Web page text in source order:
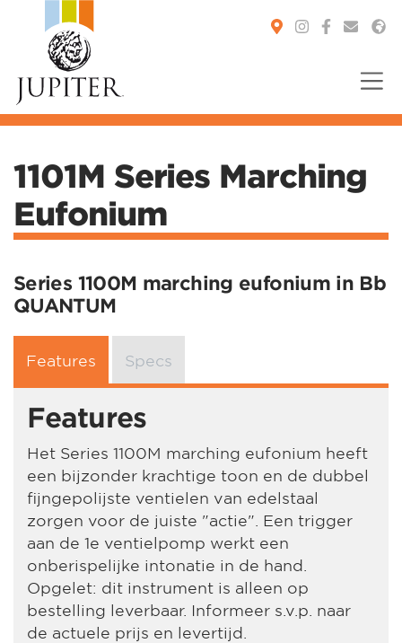
1101M Series Marching
Eufonium
Series 1100M marching eufonium in Bb
QUANTUM
Features Specs
Features
Het Series 1100M marching eufonium heeft
een bijzonder krachtige toon en de dubbel
fijngepolijste ventielen van edelstaal
zorgen voor de juiste "actie". Een trigger
aan de 1e ventielpomp werkt een
onberispelijke intonatie in de hand.
Opgelet: dit instrument is alleen op
bestelling leverbaar. Informeer s.v.p. naar
de actuele prijs en levertijd.